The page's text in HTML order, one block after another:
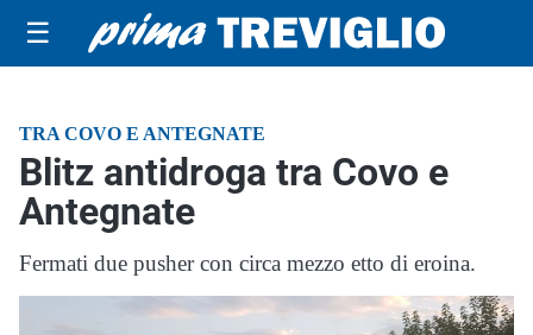
☰
TRA COVO E ANTEGNATE
Blitz antidroga tra Covo e
Antegnate
Fermati due pusher con circa mezzo etto di eroina.